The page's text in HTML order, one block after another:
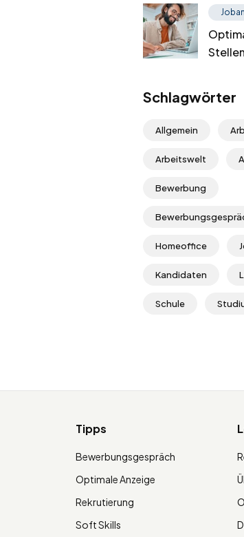
Schlagwörter
Allgemein
Arbeitswelt
Bewerbung
Homeoffice
Kandidaten
Schule
Tipps
Bewerbungsgespräch
Optimale Anzeige
Rekrutierung
Soft Skills